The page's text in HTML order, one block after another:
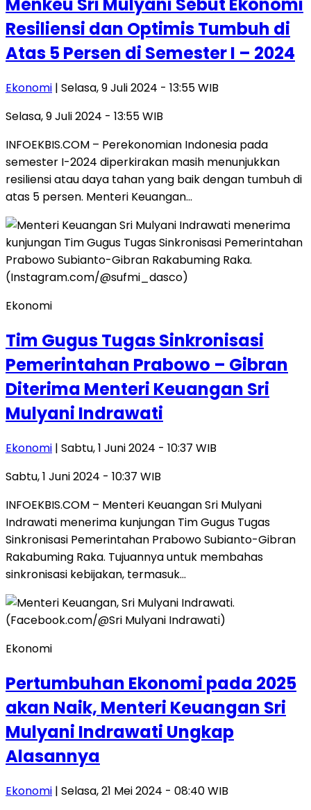
Menkeu Sri Mulyani Sebut Ekonomi
Resiliensi dan Optimis Tumbuh di
Atas 5 Persen di Semester I – 2024
Ekonomi | Selasa, 9 Juli 2024 - 13:55 WIB
Selasa, 9 Juli 2024 - 13:55 WIB
INFOEKBIS.COM – Perekonomian Indonesia pada
semester I-2024 diperkirakan masih menunjukkan
resiliensi atau daya tahan yang baik dengan tumbuh di
atas 5 persen. Menteri Keuangan…
Ekonomi
Tim Gugus Tugas Sinkronisasi
Pemerintahan Prabowo – Gibran
Diterima Menteri Keuangan Sri
Mulyani Indrawati
Ekonomi | Sabtu, 1 Juni 2024 - 10:37 WIB
Sabtu, 1 Juni 2024 - 10:37 WIB
INFOEKBIS.COM – Menteri Keuangan Sri Mulyani
Indrawati menerima kunjungan Tim Gugus Tugas
Sinkronisasi Pemerintahan Prabowo Subianto-Gibran
Rakabuming Raka. Tujuannya untuk membahas
sinkronisasi kebijakan, termasuk…
Ekonomi
Pertumbuhan Ekonomi pada 2025
akan Naik, Menteri Keuangan Sri
Mulyani Indrawati Ungkap
Alasannya
Ekonomi | Selasa, 21 Mei 2024 - 08:40 WIB